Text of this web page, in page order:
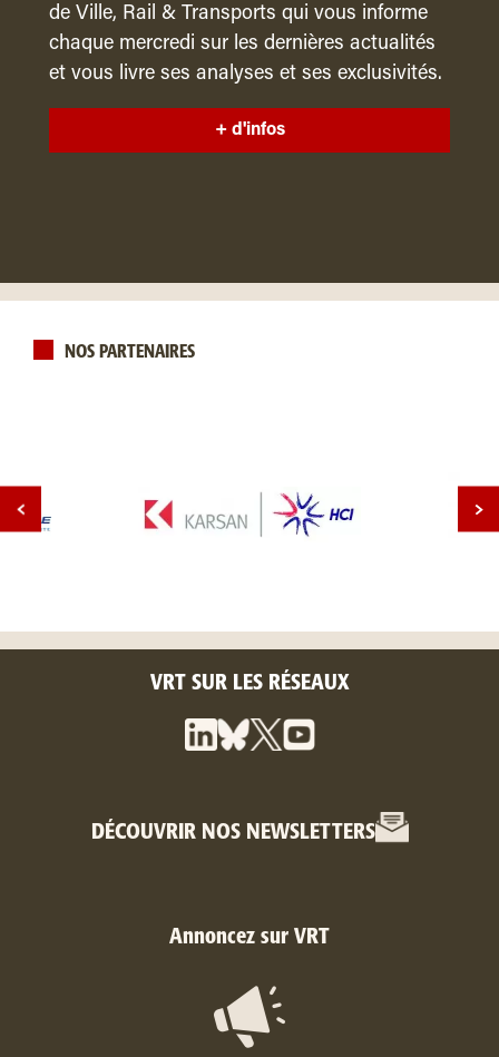
de Ville, Rail & Transports qui vous informe
chaque mercredi sur les dernières actualités
et vous livre ses analyses et ses exclusivités.
+ d'infos
NOS PARTENAIRES
VRT SUR LES RÉSEAUX
DÉCOUVRIR NOS NEWSLETTERS
Annoncez sur VRT